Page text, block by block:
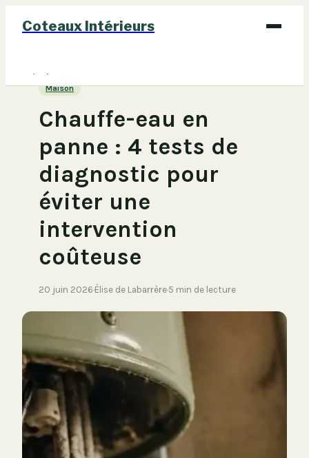
Coteaux Intérieurs
Bricolage
Jardinage
Maison
Chauffe-eau en
panne : 4 tests de
diagnostic pour
éviter une
intervention
coûteuse
20 juin 2026·Élise de Labarrère·5 min de lecture